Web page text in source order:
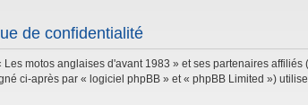
de confidentialité
motos anglaises d'avant 1983 » et ses partenaires
ci-après par « logiciel phpBB » et « phpBB Limited »)